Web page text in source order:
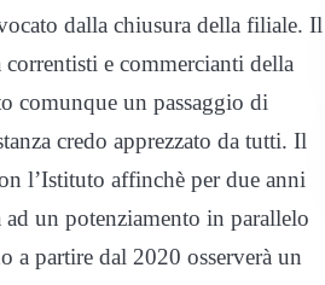
dalla chiusura della filiale. Il
e commercianti della
comunque un passaggio di
credo apprezzato da tutti. Il
l’Istituto affinchè per due anni
un potenziamento in parallelo
a partire dal 2020 osserverà un